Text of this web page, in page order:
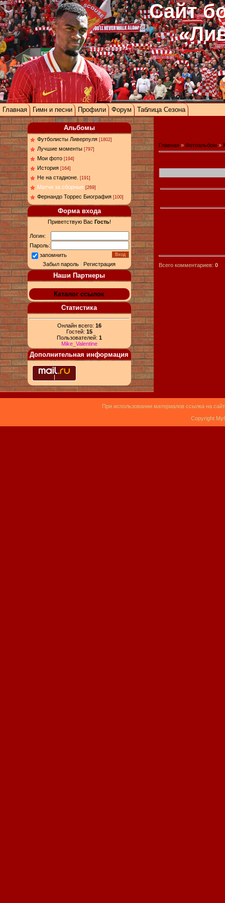
Сайт
Главная Гимн и песни Профили Форум Таблица Сезона
Альбомы
Футболисты Ливерпуля [1802]
Лучшие моменты [797]
Мои фото [194]
История [164]
Не на стадионе. [191]
Матчи за сборные [269]
Фернандо Торрес Биография [100]
Форма входа
Приветствую Вас Гость!
Логин:
Пароль:
запомнить
Забыл пароль |Регистрация
Наши Партнеры
Каталог ссылок
Статистика
Онлайн всего: 16
Гостей: 15
Пользователей: 1
Mike_Valentine
Дополнительная информация
Главная » Фотоальбом »
Всего комментариев: 0
При использовании материалов ссылка на
Copyright